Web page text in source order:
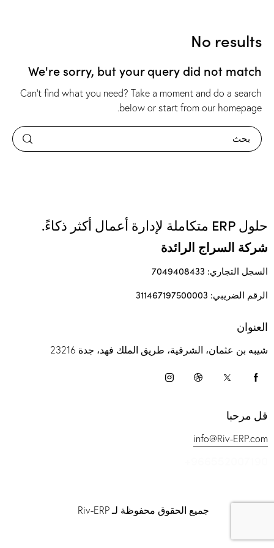
No results
We're sorry, but your query did not match
Can't find what you need? Take a moment and do a search
below or start from our homepage
.
حلول ERP متكاملة لإدارة أعمال أكثر ذكاءً.
شركة السراج الرائدة
السجل التجاري: 7049408433
الرقم الضريبي: 311467197500003
العنوان
شيبه بن عثمان، الشرفية، طريق الملك فهد، جدة 23216
قل مرحبا
info@Riv-ERP.com
جميع الحقوق محفوظة لـ Riv-ERP